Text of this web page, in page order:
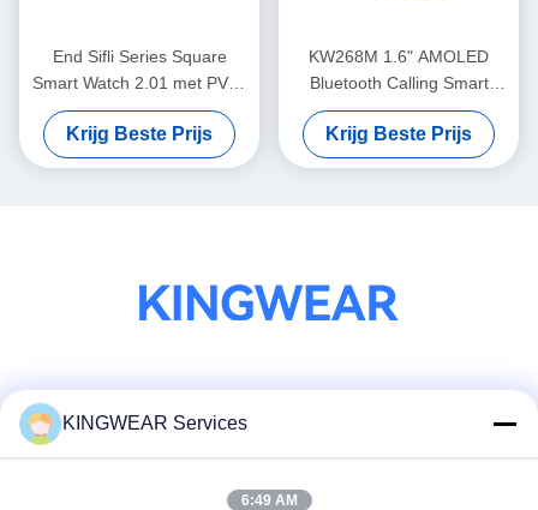
End Sifli Series Square
Smart Watch 2.01 met PVD-
metaalframe en 300mAh
batterij
Krijg Beste Prijs
KW268M 1.6" AMOLED
Bluetooth Calling Smart
Watch met groot rond
scherm
Krijg Beste Prijs
KINGWEAR Services
6:49 AM